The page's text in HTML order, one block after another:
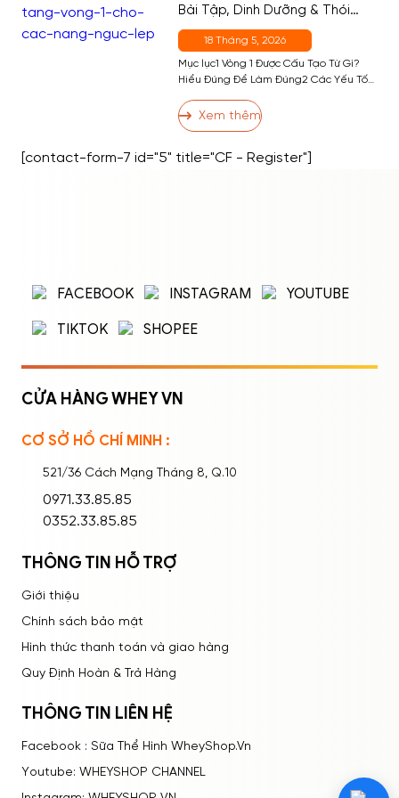
Bài Tập, Dinh Dưỡng & Thói
Quen Hiệu Quả Nhất
18 Tháng 5, 2026
Mục lục1 Vòng 1 Được Cấu Tạo Từ Gì?
Hiểu Đúng Để Làm Đúng2 Các Yếu Tố
Cách Tăng Vòng 1 Hiệu Quả3.1 Nhóm 1:
Bài Tập Phát Triển Cơ Ngực3.2 Nhóm 2:
Nhóm 3: Thói Quen và Kỹ Thuật […]
Xem thêm
Nhập tên đăng nhập/email và mật khẩu để
Ghi nhớ mật khẩu
[contact-form-7 id="5" title="CF - Register"]
FACEBOOK INSTAGRAM
YOUTUBE
TIKTOK
SHOPEE
CỬA HÀNG WHEY VN
CƠ SỞ HỒ CHÍ MINH :
521/36 Cách Mạng Tháng 8, Q.10
0971.33.85.85
0352.33.85.85
THÔNG TIN HỖ TRỢ
Giới thiệu
Chính sách bảo mật
Hình thức thanh toán và giao hàng
Quy Định Hoàn & Trả Hàng
THÔNG TIN LIÊN HỆ
Facebook : Sữa Thể Hình WheyShop.Vn
Youtube: WHEYSHOP CHANNEL